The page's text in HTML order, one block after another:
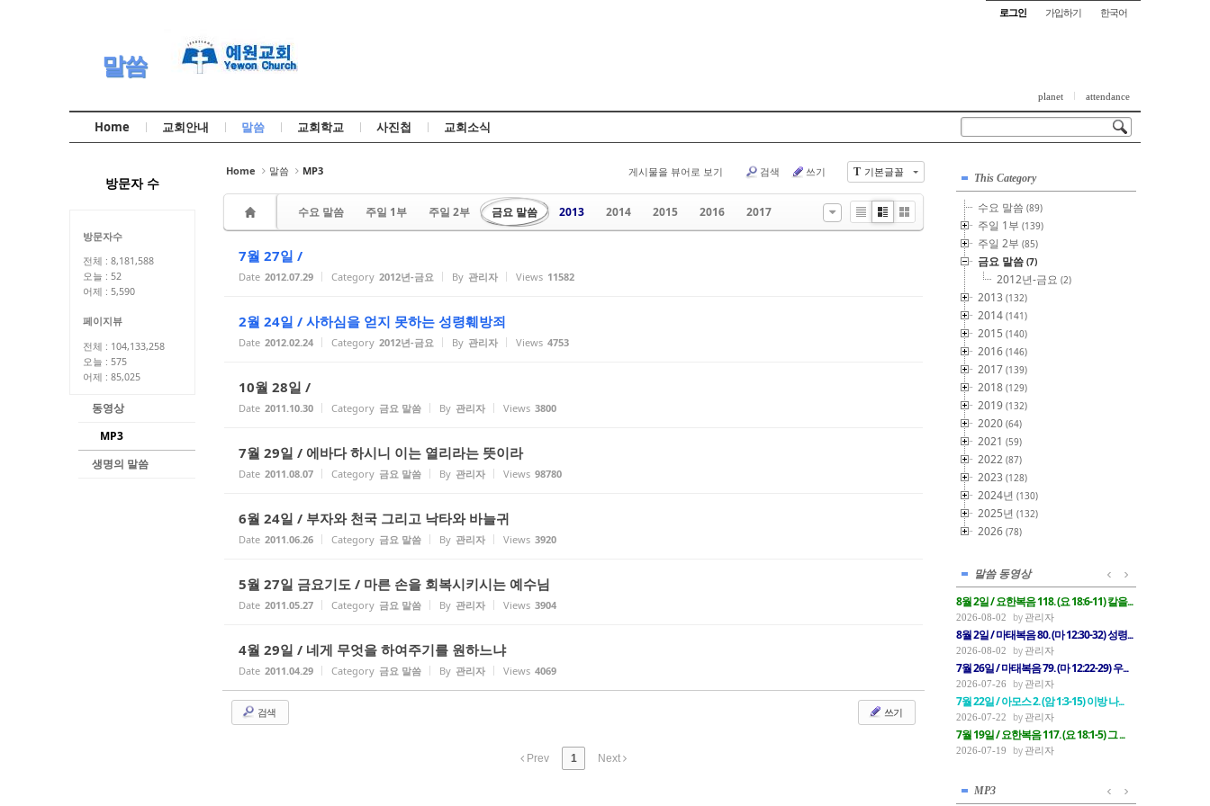
로그인 가입하기 한국어
말씀
planet attendance
Home 교회안내 말씀 교회학교 사진첩 교회소식
방문자 수
방문자수
전체 : 8,181,588
오늘 : 52
어제 : 5,590
페이지뷰
전체 : 104,133,258
오늘 : 575
어제 : 85,025
동영상
MP3
생명의 말씀
Home 말씀 MP3 T 기본글꼴
게시물을 뷰어로 보기 검색 쓰기
수요 말씀 주일 1부 주일 2부 금요 말씀 2013 2014 2015 2016
2017
ListZineGallery
7월 27일 /
Date 2012.07.29 Category 2012년-금요 By 관리자 Views 11582
2월 24일 / 사하심을 얻지 못하는 성령훼방죄
Date 2012.02.24 Category 2012년-금요 By 관리자 Views 4753
10월 28일 /
Date 2011.10.30 Category 금요 말씀 By 관리자 Views 3800
7월 29일 / 에바다 하시니 이는 열리라는 뜻이라
Date 2011.08.07 Category 금요 말씀 By 관리자 Views 98780
6월 24일 / 부자와 천국 그리고 낙타와 바늘귀
Date 2011.06.26 Category 금요 말씀 By 관리자 Views 3920
5월 27일 금요기도 / 마른 손을 회복시키시는 예수님
Date 2011.05.27 Category 금요 말씀 By 관리자 Views 3904
4월 29일 / 네게 무엇을 하여주기를 원하느냐
Date 2011.04.29 Category 금요 말씀 By 관리자 Views 4069
검색 쓰기
Prev 1 Next
This Category
수요 말씀 (89)
주일 1부 (139)
주일 2부 (85)
금요 말씀 (7)
2012년-금요 (2)
2013 (132)
2014 (141)
2015 (140)
2016 (146)
2017 (139)
2018 (129)
2019 (132)
2020 (64)
2021 (59)
2022 (87)
2023 (128)
2024년 (130)
2025년 (132)
2026 (78)
말씀 동영상
8월 2일 / 요한복음 118. (요 18:6-11) 칼을...
2026-08-02 관리자
8월 2일 / 마태복음 80. (마 12:30-32) 성령...
2026-08-02 관리자
7월 26일 / 마태복음 79. (마 12:22-29) 우...
2026-07-26 관리자
7월 22일 / 아모스 2. (암 1:3-15) 이방 나...
2026-07-22 관리자
7월 19일 / 요한복음 117. (요 18:1-5) 그 ...
2026-07-19 관리자
MP3
Sketchbook5, 스케치북5
Sketchbook5, 스케치북5
Sketchbook5, 스케치북5
Sketchbook5, 스케치북5